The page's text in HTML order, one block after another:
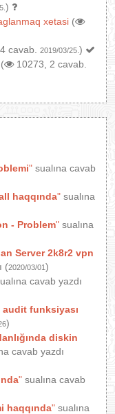
)
xetasi (
cavab. 2019/03/25. )
( 10273, 2 cavab.
" sualına cavab
haqqında" sualına
- Problem" sualına
Server 2k8r2 vpn
(2020/03/01)
cavab yazdı
audit funksiyası
)
diskin
cavab yazdı
" sualına cavab
haqqında" sualına